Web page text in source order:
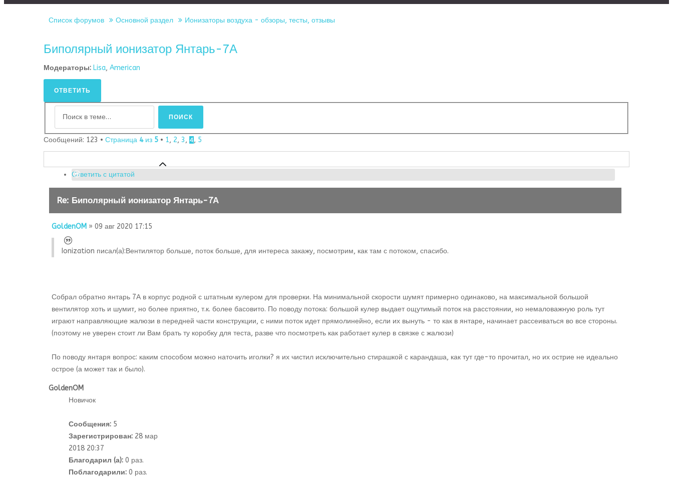
Список форумов Основной раздел Ионизаторы воздуха - обзоры, тесты, отзывы
Биполярный ионизатор Янтарь-7А
Модераторы: Lisa, American
ОТВЕТИТЬ
Сообщений: 123 • Страница 4из 5 • 1, 2, 3, 4, 5
Ответить с цитатой
Re: Биполярный ионизатор Янтарь-7А
GoldenOM » 09 авг 2020 17:15
Ionization писал(а):Вентилятор больше, поток больше, для интереса закажу, посмотрим, как там с потоком, спасибо.
Собрал обратно янтарь 7А в корпус родной с штатным кулером для проверки. На минимальной скорости шумят примерно одинаково, на максимальной большой
вентилятор хоть и шумит, но более приятно, т.к. более басовито. По поводу потока: большой кулер выдает ощутимый поток на расстоянии, но немаловажную роль тут
играют направляющие жалюзи в передней части конструкции, с ними поток идет прямолинейно, если их вынуть - то как в янтаре, начинает рассеиваться во все стороны.
(поэтому не уверен стоит ли Вам брать ту коробку для теста, разве что посмотреть как работает кулер в связке с жалюзи)
По поводу янтаря вопрос: каким способом можно наточить иголки? я их чистил исключительно стирашкой с карандаша, как тут где-то прочитал, но их острие не идеально
острое (а может так и было).
GoldenOM
Новичок
Сообщения: 5
Зарегистрирован: 28 мар
2018 20:37
Благодарил (а): 0 раз.
Поблагодарили: 0 раз.